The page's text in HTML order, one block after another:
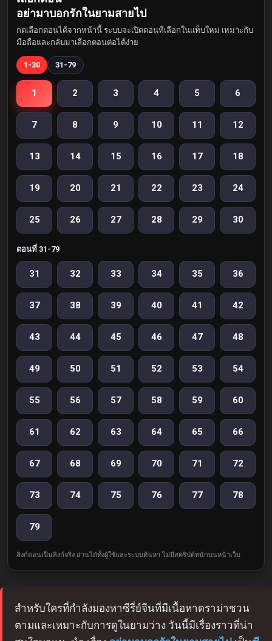
อย่ามาบอกรักในยามสายไป
กดเลือกตอนได้จากหน้านี้ ระบบจะเปิดตอนที่เลือกในแท็บใหม่ เหมาะกับ
มือถือและกลับมาเลือกตอนต่อได้ง่าย
1-30 31-79
1 2 3 4 5 6
7 8 9 10 11 12
13 14 15 16 17 18
19 20 21 22 23 24
25 26 27 28 29 30
ตอนที่ 31-79
31 32 33 34 35 36
37 38 39 40 41 42
43 44 45 46 47 48
49 50 51 52 53 54
55 56 57 58 59 60
61 62 63 64 65 66
67 68 69 70 71 72
73 74 75 76 77 78
79
ลิงก์ตอนเป็นลิงก์จริง อ่านได้ทั้งผู้ใช้และระบบค้นหา ไม่มีสคริปต์หนักบนหน้าเว็บ
สำหรับใครที่กำลังมองหาซีรี่ย์จีนที่มีเนื้อหาดราม่าชวน
ตามและเหมาะกับการดูในยามว่าง วันนี้มีเรื่องราวที่น่า